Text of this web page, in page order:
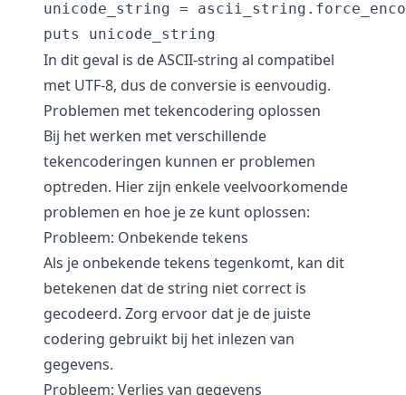
unicode_string =
In dit geval is de ASCII-string al compatibel
met UTF-8, dus de conversie is eenvoudig.
Problemen met tekencodering oplossen
Bij het werken met verschillende
tekencoderingen kunnen er problemen
optreden. Hier zijn enkele veelvoorkomende
problemen en hoe je ze kunt oplossen:
Probleem: Onbekende tekens
Als je onbekende tekens tegenkomt, kan dit
betekenen dat de string niet correct is
gecodeerd. Zorg ervoor dat je de juiste
codering gebruikt bij het inlezen van
gegevens.
Probleem: Verlies van gegevens